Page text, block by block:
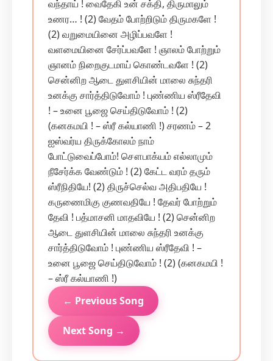
வந்தாய் ! வைதேகி உன் சக்தி, திருமாலும்
உணர… ! (2) வேதம் போற்றிடும் திருமகளே !
(2) வறுமையினை அழிப்பவளே !
வளமையினை சேர்ப்பவளே ! ஞாலம் போற்றும்
ஞானம் நிறைகுடமாய் கொண்டவளே ! (2)
சென்னிற ஆடை துளசியின் மாலை சுந்தரி
உனக்கு சார்த்திடுவோம் ! புண்ணிய ஸ்ரீதேவி
! – உனை பூஜை செய்திடுவோம் ! (2)
(கனகமயி ! – ஸ்ரீ கல்யாணி !) சரணம் – 2
ஐஸ்வர்ய திருக்கோலம் நாம்
போட்டுவைப்போம்! சௌபாக்யம் எல்லாமும்
நீசேர்க்க வேண்டும் ! (2) கேட்ட வரம் தரும்
ஸ்ரீநிதியே! (2) திருச்செல்வ அதிபதியே !
கருணைமிகு குணவதியே ! தேவர் போற்றும்
தேவி ! பத்மாசனி மாதவியே ! (2) சென்னிற
ஆடை துளசியின் மாலை சுந்தரி உனக்கு
சார்த்திடுவோம் ! புண்ணிய ஸ்ரீதேவி ! –
உனை பூஜை செய்திடுவோம் ! (2) (கனகமயி !
– ஸ்ரீ கல்யாணி !)
← Previous Song
Next Song →